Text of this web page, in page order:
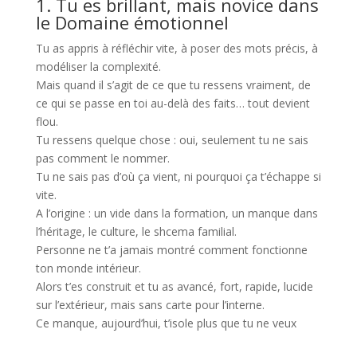
1. Tu es brillant, mais novice dans
le Domaine émotionnel
Tu as appris à réfléchir vite, à poser des mots précis, à
modéliser la complexité.
Mais quand il s’agit de ce que tu ressens vraiment, de
ce qui se passe en toi au-delà des faits… tout devient
flou.
Tu ressens quelque chose : oui, seulement tu ne sais
pas comment le nommer.
Tu ne sais pas d’où ça vient, ni pourquoi ça t’échappe si
vite.
A l’origine : un vide dans la formation, un manque dans
l’héritage, le culture, le shcema familial.
Personne ne t’a jamais montré comment fonctionne
ton monde intérieur.
Alors t’es construit et tu as avancé, fort, rapide, lucide
sur l’extérieur, mais sans carte pour l’interne.
Ce manque, aujourd’hui, t’isole plus que tu ne veux